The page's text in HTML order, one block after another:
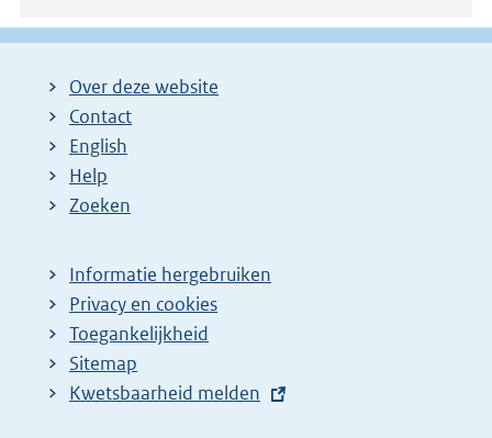
Over deze website
Contact
English
Help
Zoeken
Informatie hergebruiken
Privacy en cookies
Toegankelijkheid
Sitemap
E
Kwetsbaarheid melden